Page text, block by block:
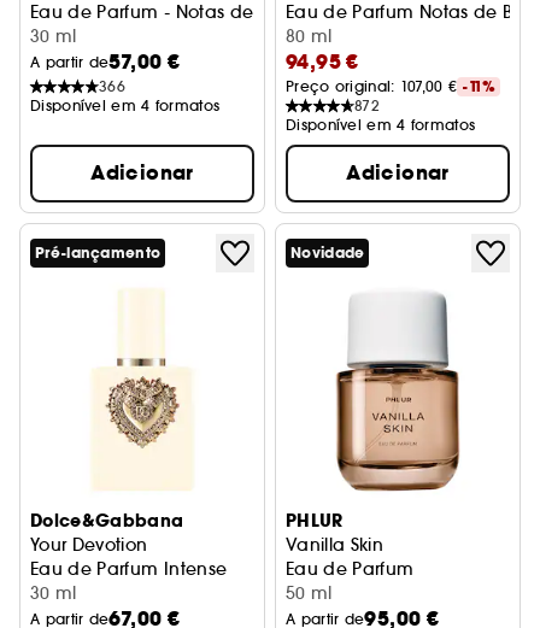
Eau de Parfum - Notas de Gardénia, Mel e Patchouli
30 ml
A partir de57,00 €
366
Disponível em 4 formatos
Adicionar
Eau de Parfum Notas de
80 ml
94,95 €
Preço original: 107,00 € -11%
872
Disponível em 4 formatos
Adicionar
Pré-lançamento
Dolce&Gabbana
Your Devotion
Eau de Parfum Intense
30 ml
A partir de67,00 €
Novidade
PHLUR
Vanilla Skin
Eau de Parfum
50 ml
A partir de95,00 €